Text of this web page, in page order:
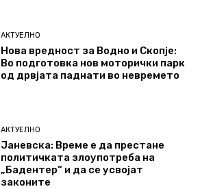
АКТУЕЛНО
Нова вредност за Водно и Скопје:
Во подготовка нов моторички парк
од дрвјата паднати во невремето
АКТУЕЛНО
Јаневска: Време е да престане
политичката злоупотреба на
„Бадентер“ и да се усвојат
законите